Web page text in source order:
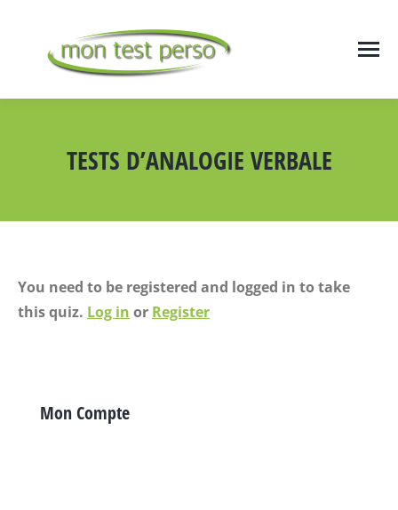
TESTS D’ANALOGIE VERBALE
You need to be registered and logged in to take
this quiz. Log in or Register
Mon Compte